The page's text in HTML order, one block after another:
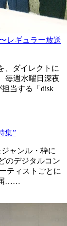
レギュラー放送
、ダイレクトに
毎週水曜日深夜
当する「disk
集”
ャンル・枠に
のデジタルコン
ティストごとに
届……